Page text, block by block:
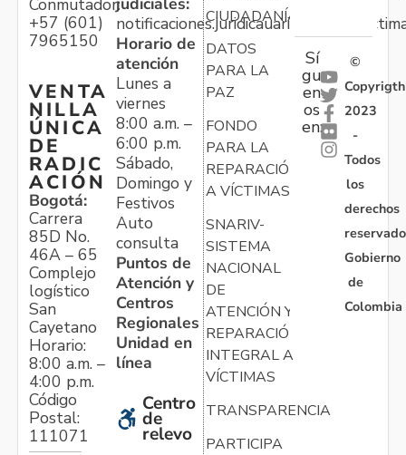
Conmutador:
+57 (601)
7965150
VENTA
NILLA
ÚNICA
DE
RADIC
ACIÓN
Bogotá:
Carrera
85D No.
46A – 65
Complejo
logístico
San
Cayetano
Horario:
8:00 a.m. –
4:00 p.m.
Código
Postal:
111071
Horario de
atención
Lunes a
viernes
8:00 a.m. –
6:00 p.m.
Sábado,
Domingo y
Festivos
Auto
consulta
Puntos de
Atención y
Centros
Regionales
Unidad en
línea
Centro
de
relevo
CIUDADANÍA
DATOS
PARA LA
PAZ
FONDO
PARA LA
REPARACIÓN
A VÍCTIMAS
SNARIV-
SISTEMA
NACIONAL
DE
ATENCIÓN Y
REPARACIÓN
INTEGRAL A
VÍCTIMAS
TRANSPARENCIA
PARTICIPA
Sí
gu
en
os
en:
©
Copyrigth
2023
-
Todos
los
derechos
Gobierno
de
Colombia